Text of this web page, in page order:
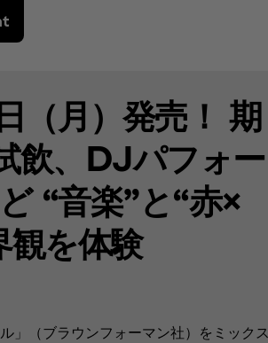
（月）発売！ 期
飲、DJパフォー
“音楽”と“赤×
観を体験
」（ブラウンフォーマン社）をミックス